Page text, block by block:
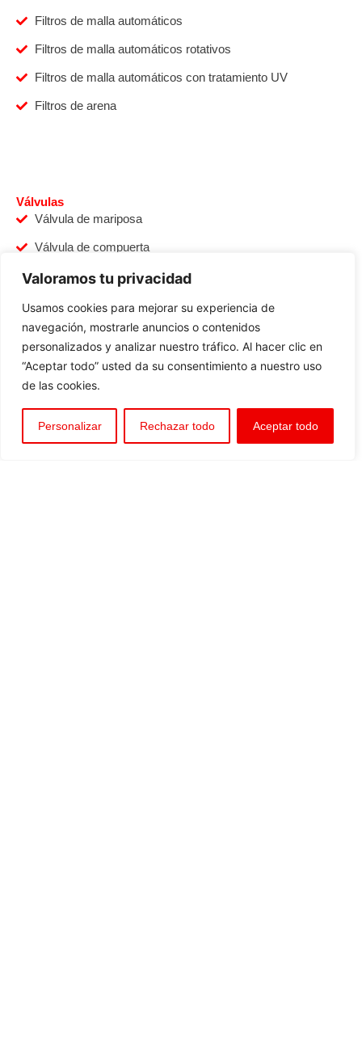
Valoramos tu privacidad
Usamos cookies para mejorar su experiencia de
navegación, mostrarle anuncios o contenidos
personalizados y analizar nuestro tráfico. Al hacer clic en
“Aceptar todo” usted da su consentimiento a nuestro uso
de las cookies.
Personalizar Rechazar todo Aceptar todo
Filtros de malla automáticos
Filtros de malla automáticos rotativos
Filtros de malla automáticos con tratamiento UV
Filtros de arena
Válvulas
Válvula de mariposa
Válvula de compuerta
Válvula de guillotina
Válvula de control multichorro
Válvula de bola
Válvula de retención de disco de doble plato
Válvula de retención de anillos concéntricos
Válvula de control de membrana